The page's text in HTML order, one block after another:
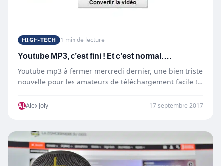
HIGH-TECH 1 min de lecture
Youtube MP3, c’est fini ! Et c’est normal….
Youtube mp3 à fermer mercredi dernier, une bien triste
nouvelle pour les amateurs de téléchargement facile !
ALAlex Joly 17 septembre 2017